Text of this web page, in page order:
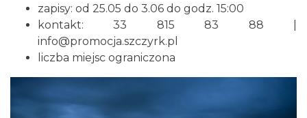
Sierpniowe zwiedzanie Dworku
zapisy: od 25.05 do 3.06 do godz. 15:00
kontakt: 33 815 83 88 |
info@promocja.szczyrk.pl
liczba miejsc ograniczona